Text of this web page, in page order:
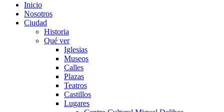
Inicio
Nosotros
Ciudad
Historia
Qué ver
Iglesias
Museos
Calles
Plazas
Teatros
Castillos
Lugares